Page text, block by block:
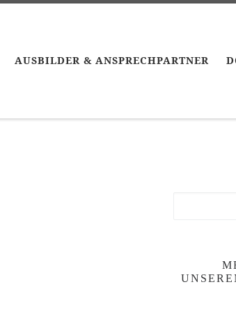
AUSBILDER & ANSPRECHPARTNER